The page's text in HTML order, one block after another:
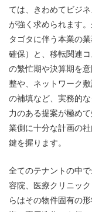
ては、きわめてビジ
が強く求められます
タゴタに伴う本業の
確保）と、移転関連
の繁忙期や決算期を
整や、ネットワーク
の補填など、実務的
力のある提案が極め
業側に十分な計画の
鍵を握ります。
全てのテナントの中
容院、医療クリニッ
らはその物件固有の